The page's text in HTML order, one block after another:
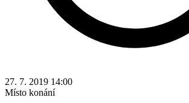
27. 7. 2019 14:00
Místo konání